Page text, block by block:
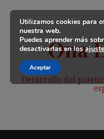
contenido
Ona
Desarrollo del
Utilizamos cookies para
nuestra web.
Puedes aprender más
desactivarlas en los
Aceptar